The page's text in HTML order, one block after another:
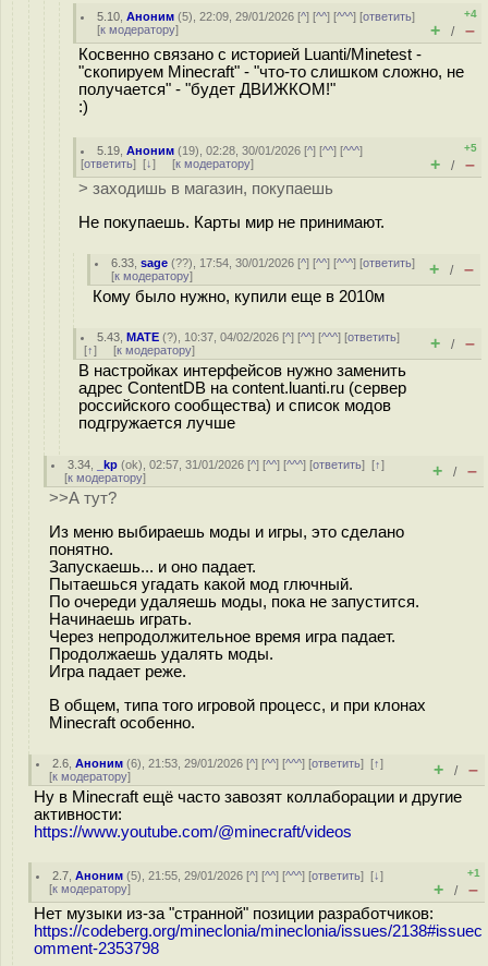
5.10 ,Аноним (5), 22:09, 29/01/2026 [^] [^^] [^^^] [ответить]
[к модератору]
+4
+ / –
Косвенно связано с историей Luanti/Minetest -
"скопируем Minecraft" - "что-то слишком сложно, не
получается" - "будет ДВИЖКОМ!"
:)
5.19 ,Аноним (19), 02:28, 30/01/2026 [^] [^^] [^^^]
[ответить] [↓] [к модератору]
+5
+ / –
> заходишь в магазин, покупаешь
Не покупаешь. Карты мир не принимают.
6.33 ,sage (??), 17:54, 30/01/2026 [^] [^^] [^^^] [ответить]
[к модератору] + / –
Кому было нужно, купили еще в 2010м
5.43 ,MATE (?), 10:37, 04/02/2026 [^] [^^] [^^^] [ответить]
[↑] [к модератору] + / –
В настройках интерфейсов нужно заменить
адрес ContentDB на content.luanti.ru (сервер
российского сообщества) и список модов
подгружается лучше
3.34 _kp (ok), 02:57, 31/01/2026 [^] [^^] [^^^] [ответить][↑]
[к модератору] + / –
>>А тут?
Из меню выбираешь моды и игры, это сделано
понятно.
Запускаешь... и оно падает.
Пытаешься угадать какой мод глючный.
По очереди удаляешь моды, пока не запустится.
Начинаешь играть.
Через непродолжительное время игра падает.
Продолжаешь удалять моды.
Игра падает реже.
В общем, типа того игровой процесс, и при клонах
Minecraft особенно.
2.6 ,Аноним (6), 21:53, 29/01/2026 [^] [^^] [^^^] [ответить][↑]
[к модератору] + / –
Ну в Minecraft ещё часто завозят коллаборации и другие
активности:
https://www.youtube.com/@minecraft/videos
2.7 ,Аноним (5), 21:55, 29/01/2026 [^] [^^] [^^^] [ответить][↓]
[к модератору]
+1
+ / –
Нет музыки из-за "странной" позиции разработчиков:
https://codeberg.org/mineclonia/mineclonia/issues/2138#issuec
omment-2353798